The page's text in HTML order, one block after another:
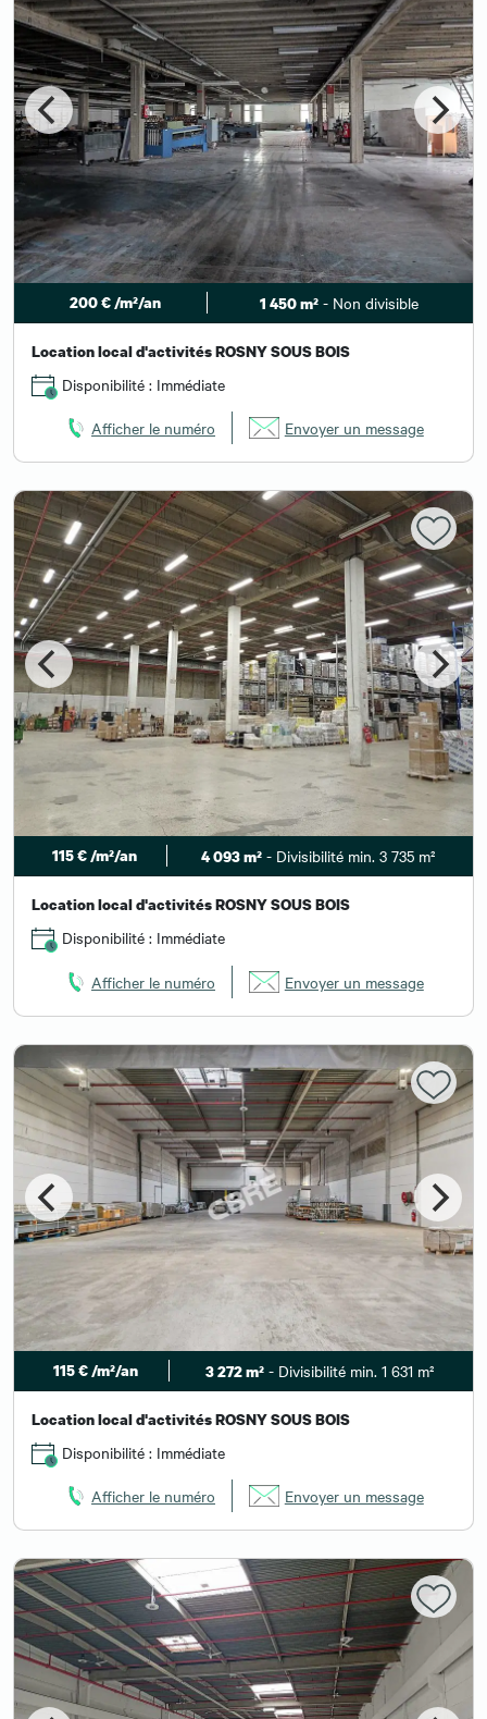
200 € /m²/an 1 450 m²- Non divisible
Location local d'activités ROSNY SOUS BOIS
Disponibilité : Immédiate
Afficher le numéro Envoyer un message
115 € /m²/an 4 093 m² - Divisibilité min. 3 735 m²
Location local d'activités ROSNY SOUS BOIS
Disponibilité : Immédiate
Afficher le numéro Envoyer un message
115 € /m²/an 3 272 m² - Divisibilité min. 1 631 m²
Location local d'activités ROSNY SOUS BOIS
Disponibilité : Immédiate
Afficher le numéro Envoyer un message